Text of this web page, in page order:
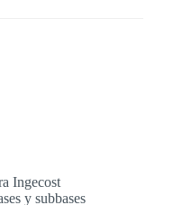
Ingecost
y subbases